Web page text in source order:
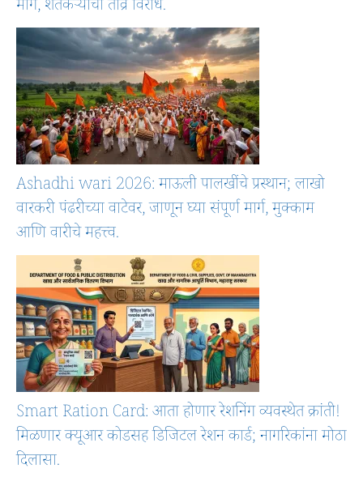
मार्ग, शेतकऱ्यांचा तीव्र विरोध.
Ashadhi wari 2026: माऊली पालखींचे प्रस्थान; लाखो
वारकरी पंढरीच्या वाटेवर, जाणून घ्या संपूर्ण मार्ग, मुक्काम
आणि वारीचे महत्त्व.
Smart Ration Card: आता होणार रेशनिंग व्यवस्थेत क्रांती!
मिळणार क्यूआर कोडसह डिजिटल रेशन कार्ड; नागरिकांना मोठा
दिलासा.